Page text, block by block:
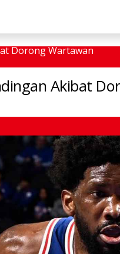
Dorong Wartawan
Akibat